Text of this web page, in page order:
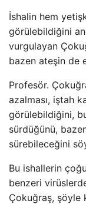
İshalin hem
görülebildiğini
vurgulayan
bazen ateşin de
Profesör.
azalması, iştah
görülebildiğini,
sürdüğünü,
sürebileceğini
Bu ishallerin
benzeri
Çokuğraş, şöyle